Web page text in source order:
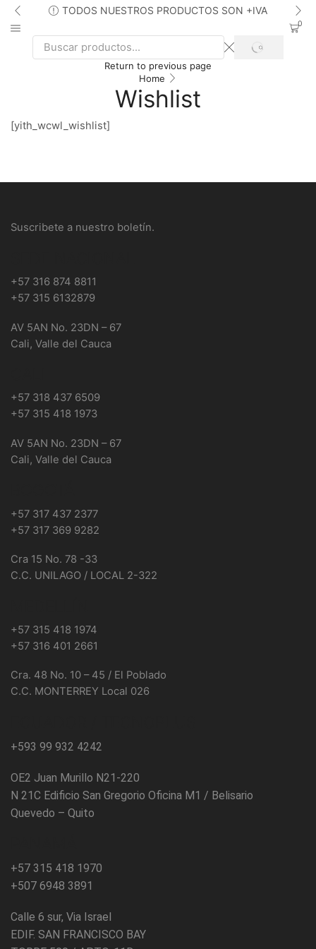
TODOS NUESTROS PRODUCTOS SON +IVA
0
Search
SEARCH
Return to previous page
Home
Wishlist
[yith_wcwl_wishlist]
Suscribete a nuestro boletín.
+57 316 874 8811
+57 315 6132879
AV 5AN No. 23DN – 67
Cali, Valle del Cauca
+57 318 437 6509
+57 315 418 1973
AV 5AN No. 23DN – 67
Cali, Valle del Cauca
+57 317 437 2377
+57 317 369 9282
Cra 15 No. 78 -33
C.C. UNILAGO / LOCAL 2-322
+57 315 418 1974
+57 316 401 2661
Cra. 48 No. 10 – 45 / El Poblado
C.C. MONTERREY Local 026
+593 99 932 4242
OE2 Juan Murillo N21-220
N 21C Edificio San Gregorio Oficina M1 / Belisario
Quevedo – Quito
+57 315 418 1970
+507 6948 3891
Calle 6 sur, Via Israel
EDIF. SAN FRANCISCO BAY